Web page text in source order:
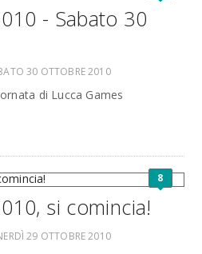
- Sabato 30
30 OTTOBRE 2010
di Lucca Games
8
si comincia!
29 OTTOBRE 2010